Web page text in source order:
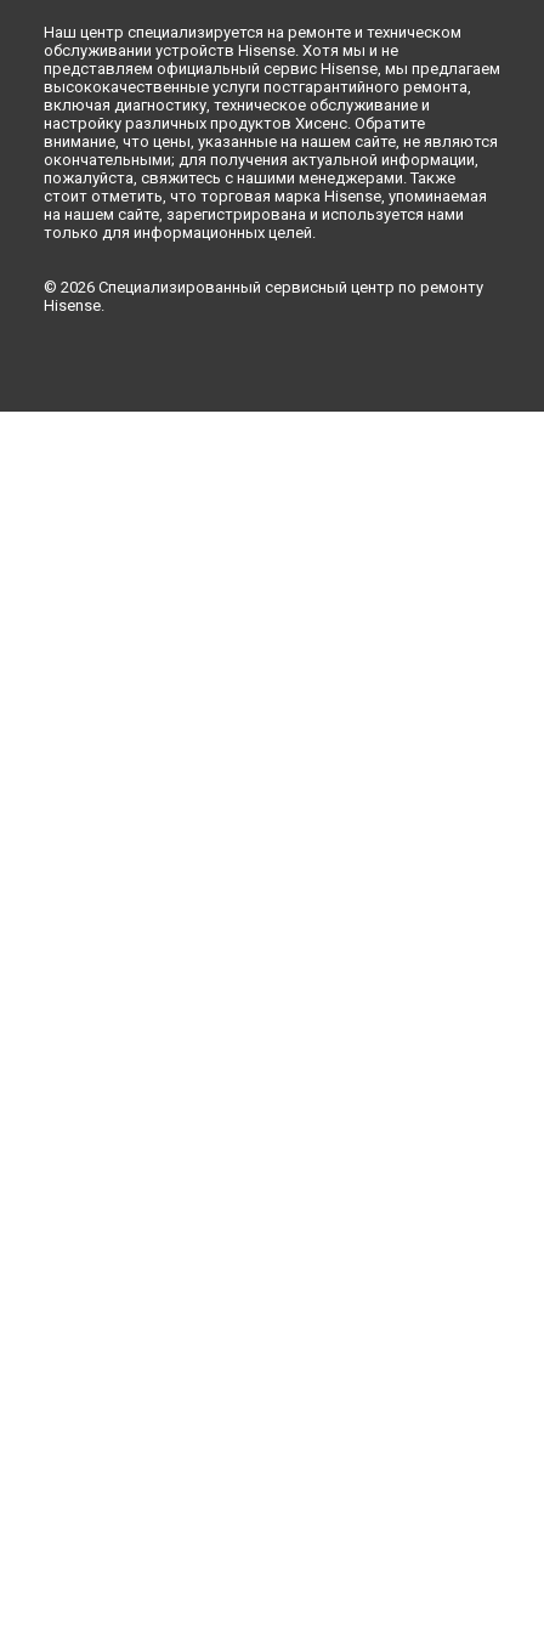
Наш центр специализируется на ремонте и техническом
обслуживании устройств Hisense. Хотя мы и не
представляем официальный сервис Hisense, мы предлагаем
высококачественные услуги постгарантийного ремонта,
включая диагностику, техническое обслуживание и
настройку различных продуктов Хисенс. Обратите
внимание, что цены, указанные на нашем сайте, не являются
окончательными; для получения актуальной информации,
пожалуйста, свяжитесь с нашими менеджерами. Также
стоит отметить, что торговая марка Hisense, упоминаемая
на нашем сайте, зарегистрирована и используется нами
только для информационных целей.
© 2026 Специализированный сервисный центр по ремонту
Hisense.